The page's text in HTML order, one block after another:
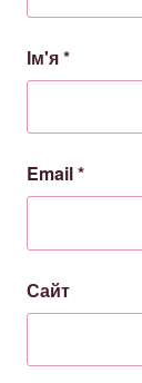
Ім'я*
Email*
Сайт